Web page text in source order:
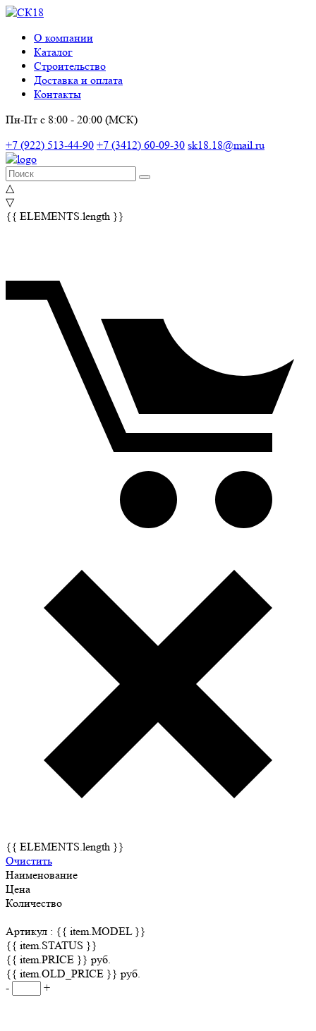
О компании
Каталог
Строительство
Доставка и оплата
Контакты
Пн-Пт с 8:00 - 20:00 (МСК)
+7 (922) 513-44-90 +7 (3412) 60-09-30 sk18.18@mail.ru
△
▽
{{ ELEMENTS.length }}
{{ ELEMENTS.length }}
Очистить
Наименование
Цена
Количество
Артикул : {{ item.MODEL }}
{{ item.STATUS }}
{{ item.PRICE }} руб.
{{ item.OLD_PRICE }} руб.
-
+